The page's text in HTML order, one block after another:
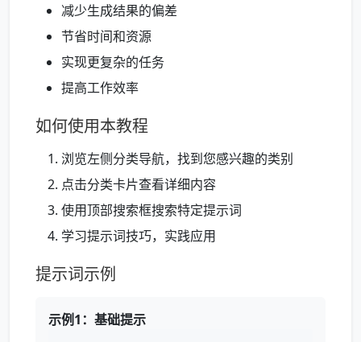
减少生成结果的偏差
节省时间和资源
实现更复杂的任务
提高工作效率
如何使用本教程
浏览左侧分类导航，找到您感兴趣的类别
点击分类卡片查看详细内容
使用顶部搜索框搜索特定提示词
学习提示词技巧，实践应用
提示词示例
示例1：基础提示